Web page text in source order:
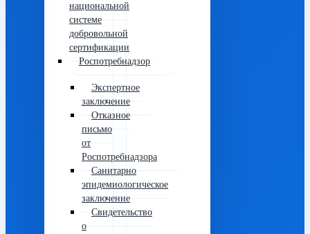
национальной
системе
добровольной
сертификации
Роспотребнадзор
Экспертное
заключение
Отказное
письмо
от
Роспотребнадзора
Санитарно
эпидемиологическое
заключение
Свидетельство
о